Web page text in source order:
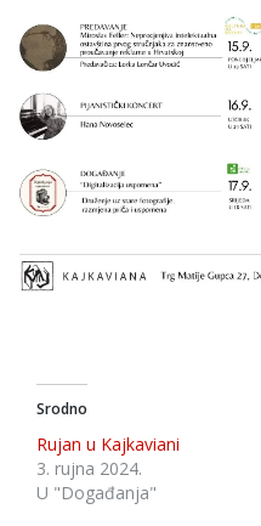
Srodno
Rujan u Kajkaviani
3. rujna 2024.
U "Događanja"